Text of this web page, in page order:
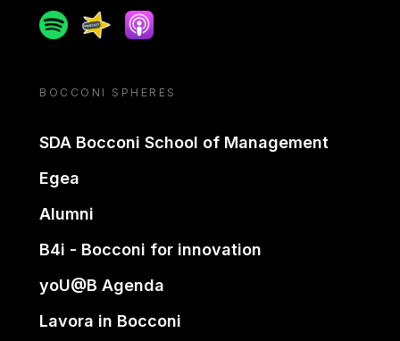
SpotifySpreakerApple podcast
BOCCONI SPHERES
SDA Bocconi School of Management
Egea
Alumni
B4i - Bocconi for innovation
yoU@B Agenda
Lavora in Bocconi